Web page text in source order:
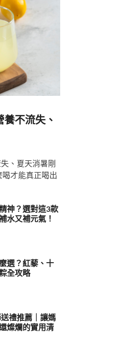
不流失、
、夏天消暑剛
才能真正喝出
神？選對這3款
水又補元氣！
選？紅藜、十
全攻略
禮推薦｜讓媽
燦爛的實用清